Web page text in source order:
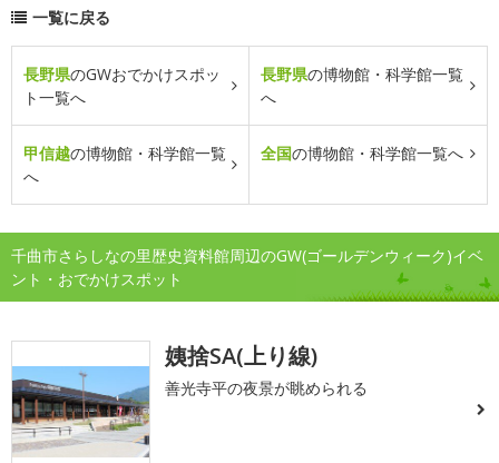
一覧に戻る
長野県のGWおでかけスポッ
ト一覧へ
長野県の博物館・科学館一覧
へ
甲信越の博物館・科学館一覧
へ
全国の博物館・科学館一覧へ
千曲市さらしなの里歴史資料館周辺のGW(ゴールデンウィーク)イベ
ント・おでかけスポット
姨捨SA(上り線)
善光寺平の夜景が眺められる